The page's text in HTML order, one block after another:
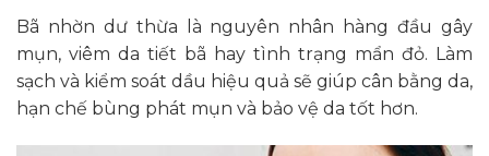
Bã nhờn dư thừa là nguyên nhân hàng đầu gây
mụn, viêm da tiết bã hay tình trạng mẩn đỏ. Làm
sạch và kiểm soát dầu hiệu quả sẽ giúp cân bằng da,
hạn chế bùng phát mụn và bảo vệ da tốt hơn.